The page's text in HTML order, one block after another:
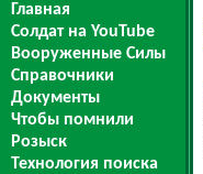
Главная
Солдат на YouTube
Вооруженные Силы
Справочники
Документы
Чтобы помнили
Розыск
Технология поиска